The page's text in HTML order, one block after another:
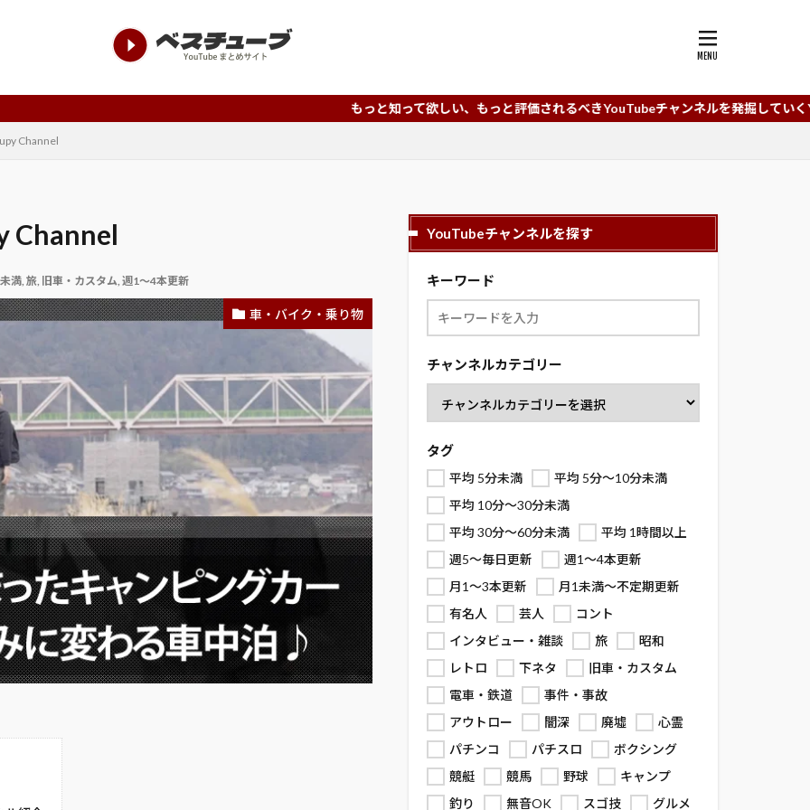
もっと知って欲しい、もっと評価されるべきYouTubeチャンネルを発掘していくYouTubeチャン
Channel
Channel
満, 旅, 旧車・カスタム, 週1～4本更新
車・バイク・乗り物
YouTubeチャンネルを探す
キーワード
チャンネルカテゴリー
タグ
平均 5分未満
平均 5分～10分未満
平均 10分～30分未満
平均 30分～60分未満
平均 1時間以上
週5～毎日更新
週1～4本更新
月1～3本更新
月1未満～不定期更新
有名人
芸人
コント
インタビュー・雑談
旅
昭和
レトロ
下ネタ
旧車・カスタム
電車・鉄道
事件・事故
アウトロー
闇深 廃墟
心霊
パチンコ
パチスロ
ボクシング
競艇
競馬 野球
キャンプ
釣り
無音OK スゴ技 グルメ